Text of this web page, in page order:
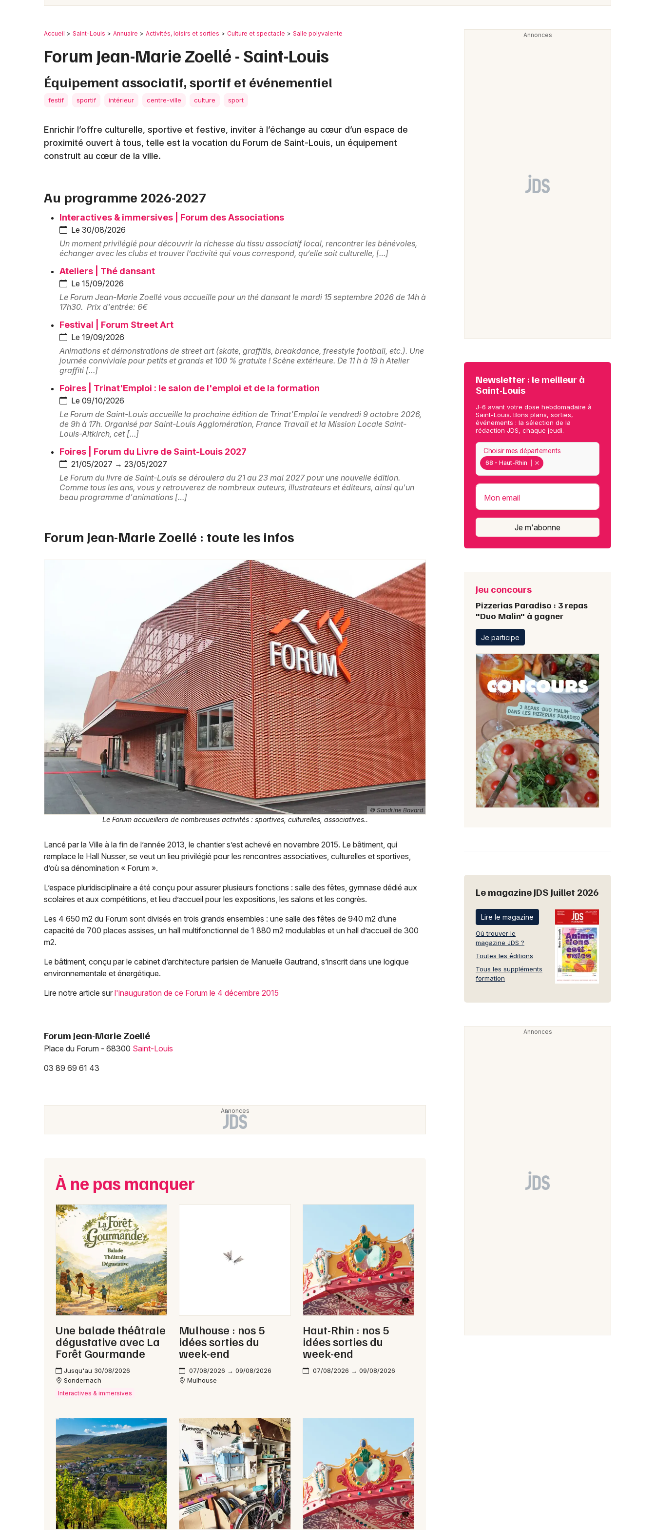
Sports
Sorties & loisirs
Salle polyvalente dans le Grand Est
Newsletter des sorties
Magazine à Saint-Louis
Actus tourisme & loisirs
Restaurants
68 - Haut-Rhin
Mon email
Je m'abonne
Mulhouse
Nice
Paris
Toulouse
Toutes les villes
Accueil Saint-Louis Annuaire Activités, loisirs et sorties Culture et spectacle Salle polyvalente
Forum Jean-Marie Zoellé - Saint-Louis
Équipement associatif, sportif et événementiel
festif sportif intérieur centre-ville culture sport
Enrichir l’offre culturelle, sportive et festive, inviter à l’échange au cœur d’un espace de
proximité ouvert à tous, telle est la vocation du Forum de Saint-Louis, un équipement
construit au cœur de la ville.
Au programme 2026-2027
Interactives & immersives | Forum des Associations
Le 30/08/2026
Un moment privilégié pour découvrir la richesse du tissu associatif local, rencontrer les bénévoles,
échanger avec les clubs et trouver l’activité qui vous correspond, qu’elle soit culturelle, […]
Ateliers | Thé dansant
Le 15/09/2026
Le Forum Jean-Marie Zoellé vous accueille pour un thé dansant le mardi 15 septembre 2026 de 14h à
17h30. Prix d'entrée: 6€
Festival | Forum Street Art
Le 19/09/2026
Animations et démonstrations de street art (skate, graffitis, breakdance, freestyle football, etc.). Une
journée conviviale pour petits et grands et 100 % gratuite ! Scène extérieure. De 11 h à 19 h Atelier
graffiti […]
Foires | Trinat'Emploi : le salon de l'emploi et de la formation
Le 09/10/2026
Le Forum de Saint-Louis accueille la prochaine édition de Trinat'Emploi le vendredi 9 octobre 2026,
de 9h à 17h. Organisé par Saint-Louis Agglomération, France Travail et la Mission Locale Saint-
Louis-Altkirch, cet […]
Foires | Forum du Livre de Saint-Louis 2027
21/05/2027 → 23/05/2027
Le Forum du livre de Saint-Louis se déroulera du 21 au 23 mai 2027 pour une nouvelle édition.
Comme tous les ans, vous y retrouverez de nombreux auteurs, illustrateurs et éditeurs, ainsi qu'un
beau programme d'animations […]
Forum Jean-Marie Zoellé : toute les infos
© Sandrine Bavard
Le Forum accueillera de nombreuses activités : sportives, culturelles, associatives..
Lancé par la Ville à la fin de l’année 2013, le chantier s’est achevé en novembre 2015. Le bâtiment, qui
remplace le Hall Nusser, se veut un lieu privilégié pour les rencontres associatives, culturelles et sportives,
d’où sa dénomination « Forum ».
L’espace pluridisciplinaire a été conçu pour assurer plusieurs fonctions : salle des fêtes, gymnase dédié aux
scolaires et aux compétitions, et lieu d’accueil pour les expositions, les salons et les congrès.
Les 4 650 m2 du Forum sont divisés en trois grands ensembles : une salle des fêtes de 940 m2 d’une
capacité de 700 places assises, un hall multifonctionnel de 1 880 m2 modulables et un hall d’accueil de 300
m2.
Le bâtiment, conçu par le cabinet d’architecture parisien de Manuelle Gautrand, s’inscrit dans une logique
environnementale et énergétique.
Lire notre article sur l'inauguration de ce Forum le 4 décembre 2015
Forum Jean-Marie Zoellé
Place du Forum - 68300 Saint-Louis
03 89 69 61 43
À ne pas manquer
Une balade théâtrale
dégustative avec La
Forêt Gourmande
Jusqu'au 30/08/2026
Sondernach
Interactives & immersives
Mulhouse : nos 5
idées sorties du
week-end
07/08/2026 → 09/08/2026
Mulhouse
Haut-Rhin : nos 5
idées sorties du
week-end
07/08/2026 → 09/08/2026
Newsletter : le meilleur à
Saint-Louis
J-6 avant votre dose hebdomadaire à
Saint-Louis. Bons plans, sorties,
événements : la sélection de la
rédaction JDS, chaque jeudi.
68 - Haut-Rhin
Choisir mes départements
Mon email
Je m'abonne
Jeu concours
Pizzerias Paradiso : 3 repas
"Duo Malin" à gagner
Je participe
Le magazine JDS Juillet 2026
Lire le magazine
Où trouver le
magazine JDS ?
Toutes les éditions
Tous les suppléments
formation